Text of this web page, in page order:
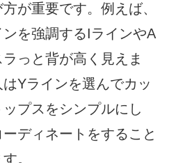
が重要です。例えば、
を強調するIラインやA
っと背が高く見えま
Yラインを選んでカッ
プスをシンプルにし
ディネートをすること
。